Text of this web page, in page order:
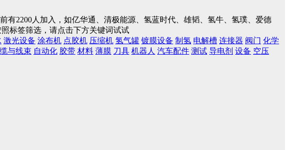
前有2200人加入，如亿华通、清极能源、氢蓝时代、雄韬、氢牛、氢璞、爱德
标签筛选，请点击下方关键词试试
激光设备 涂布机 点胶机 压缩机 氢气罐 镀膜设备 制氢 电解槽 连接器 阀门 化学
与线束 自动化 胶带 材料 薄膜 刀具 机器人 汽车配件 测试 导电剂 设备 空压